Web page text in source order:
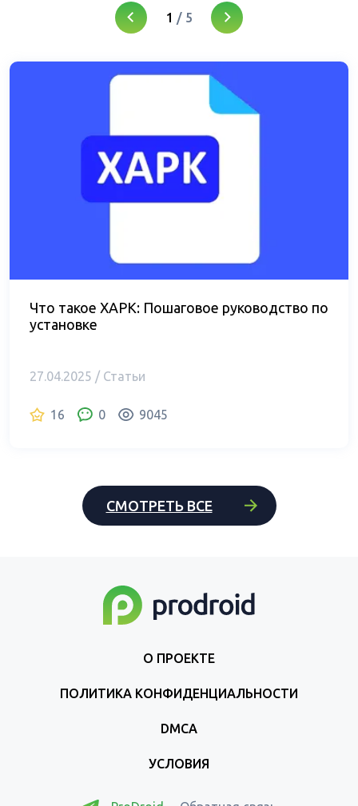
1 / 5
Что такое XAPK: Пошаговое руководство по
установке
27.04.2025 / Статьи
16 0 9045
СМОТРЕТЬ ВСЕ
О ПРОЕКТЕ
ПОЛИТИКА КОНФИДЕНЦИАЛЬНОСТИ
DMCA
УСЛОВИЯ